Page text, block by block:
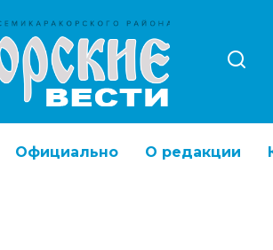
Официально О редакции